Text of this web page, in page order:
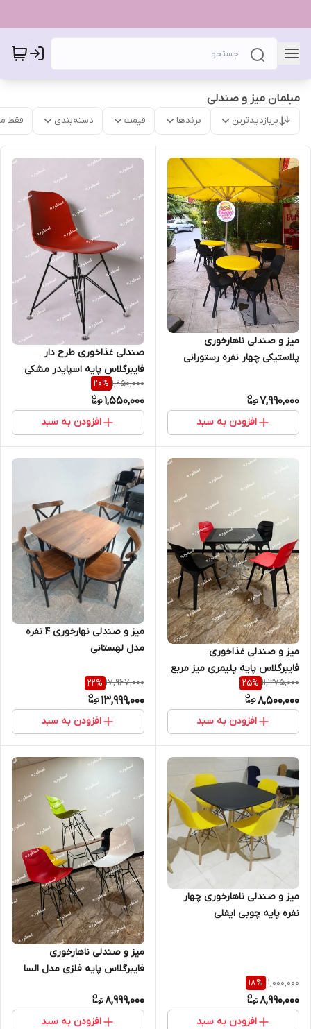
مبلمان میز و صندلی
پربازدیدترین برندها قیمت دسته‌بندی فقط
میز و صندلی ناهارخوری
پلاستیکی چهار نفره رستورانی
7,990,000
افزودن به سبد
صندلی غذاخوری طرح دار
فایبرگلاس پایه اسپایدر مشکی
مدل السا
1,950,000
20%
1,550,000
افزودن به سبد
میز و صندلی غذاخوری
فایبرگلاس پایه پلیمری میز مربع
حصیری پایه تاشو
11,375,000
25%
8,500,000
افزودن به سبد
میز و صندلی نهارخوری 4 نفره
مدل لهستانی
17,967,000
22%
13,999,000
افزودن به سبد
میز و صندلی ناهارخوری چهار
نفره پایه چوبی ایفلی
11,000,000
18%
8,990,000
افزودن به سبد
میز و صندلی ناهارخوری
فایبرگلاس پایه فلزی مدل السا
8,999,000
افزودن به سبد